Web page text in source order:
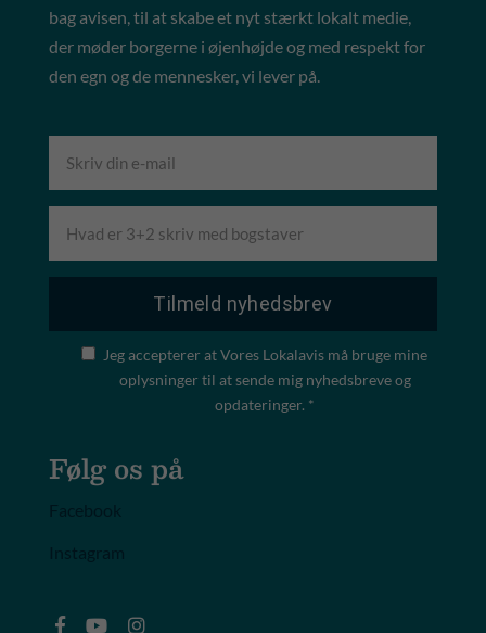
bag avisen, til at skabe et nyt stærkt lokalt medie,
der møder borgerne i øjenhøjde og med respekt for
den egn og de mennesker, vi lever på.
Jeg accepterer at Vores Lokalavis må bruge mine
oplysninger til at sende mig nyhedsbreve og
opdateringer. *
Følg os på